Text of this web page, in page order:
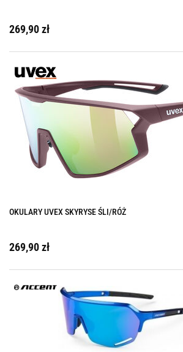
269,90 zł
OKULARY UVEX SKYRYSE ŚLI/RÓŻ
269,90 zł